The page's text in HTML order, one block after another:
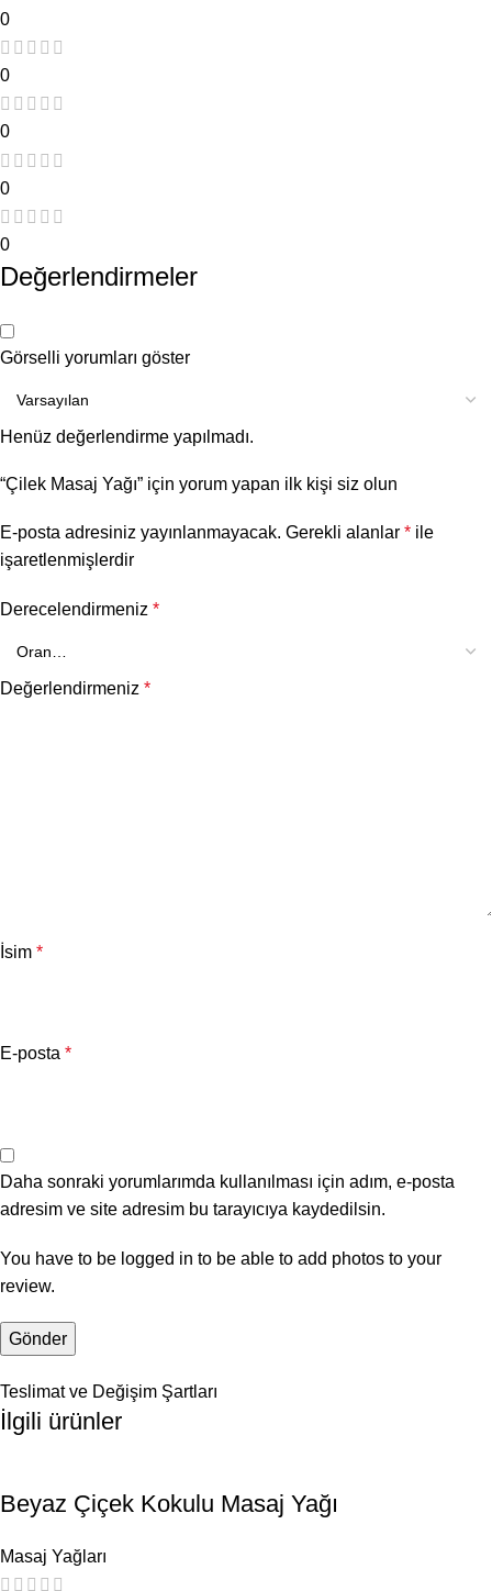
0
0
0
0
0
Değerlendirmeler
Görselli yorumları göster
Henüz değerlendirme yapılmadı.
“Çilek Masaj Yağı” için yorum yapan ilk kişi siz olun
E-posta adresiniz yayınlanmayacak. Gerekli alanlar * ile
işaretlenmişlerdir
Derecelendirmeniz *
Değerlendirmeniz *
İsim *
E-posta *
Daha sonraki yorumlarımda kullanılması için adım, e-posta
adresim ve site adresim bu tarayıcıya kaydedilsin.
You have to be logged in to be able to add photos to your
review.
Teslimat ve Değişim Şartları
İlgili ürünler
Beyaz Çiçek Kokulu Masaj Yağı
Masaj Yağları